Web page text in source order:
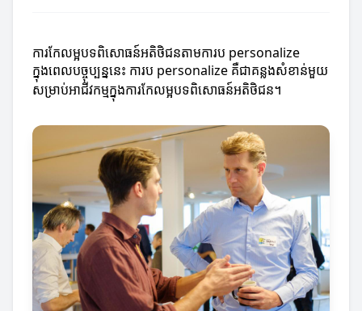
ការកែលម្អបទពិសោធន៍អតិថិជនតាមការប personalize
ក្នុងពេលបច្ចុប្បន្ននេះ ការប personalize គឺជា​គន្លងសំខាន់មួយ
សម្រាប់អាជីវកម្មក្នុងការកែលម្អបទពិសោធន៍អតិថិជន។